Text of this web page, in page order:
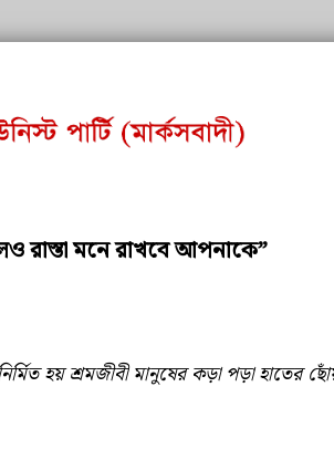
রাস্তা মনে রাখবে আপনাকে”
হয় শ্রমজীবী মানুষের কড়া পড়া হাতের